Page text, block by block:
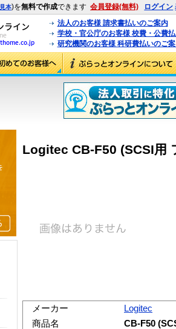
見本)を無料で作成できます 会員登録(無料) ログイン
法人のお客様 請求書払いのご案内
学校・官公庁のお客様 校費・公費
研究機関のお客様 科研費払いのご
Logitec CB-F50 (SCSI用
メーカー
Logitec
商品名
CB-F50